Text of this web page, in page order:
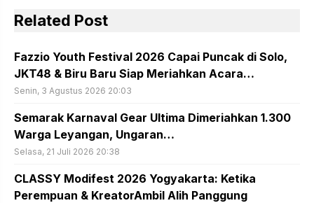
Related Post
Fazzio Youth Festival 2026 Capai Puncak di Solo,
JKT48 & Biru Baru Siap Meriahkan Acara…
Senin, 3 Agustus 2026 20:03
Semarak Karnaval Gear Ultima Dimeriahkan 1.300
Warga Leyangan, Ungaran…
Selasa, 21 Juli 2026 20:38
CLASSY Modifest 2026 Yogyakarta: Ketika
Perempuan & KreatorAmbil Alih Panggung